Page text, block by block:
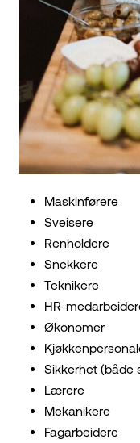
Maskinførere
Sveisere
Renholdere
Snekkere
Teknikere
HR-
Økonomer
Sikkerhet (både
Lærere
Mekanikere
Fagarbeidere